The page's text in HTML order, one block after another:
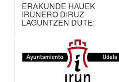
ERAKUNDE HAUEK
IRUNERO DIRUZ
LAGUNTZEN DUTE: